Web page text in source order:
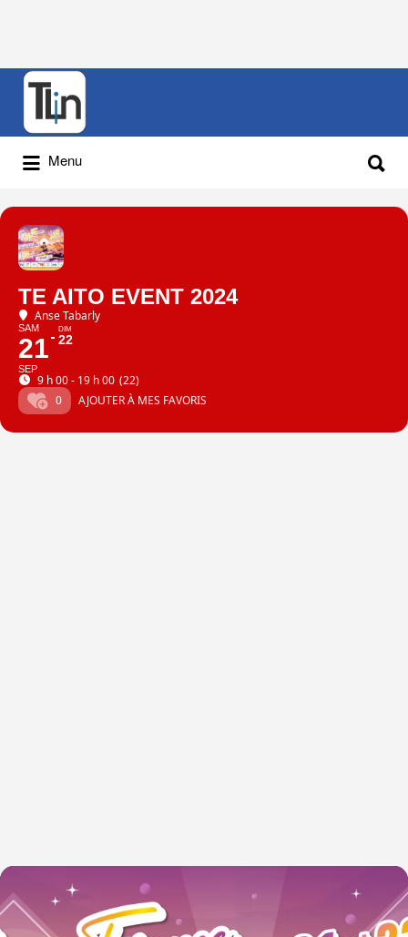
Rechercher
Menu
TE AITO EVENT 2024
Anse Tabarly
SAM
21
SEP
DIM
22
9 h 00 - 19 h 00 (22)
0
AJOUTER À MES FAVORIS